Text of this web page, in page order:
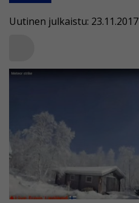
Uutinen julkaistu: 23.11.2017